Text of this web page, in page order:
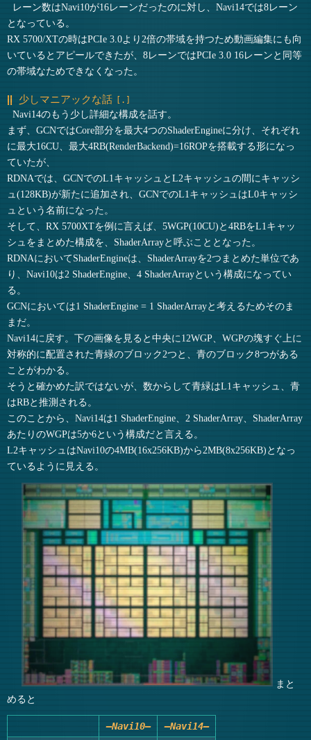
レーン数はNavi10が16レーンだったのに対し、Navi14では8レーン
となっている。
RX 5700/XTの時はPCIe 3.0より2倍の帯域を持つため動画編集にも向
いているとアピールできたが、8レーンではPCIe 3.0 16レーンと同等
の帯域なためできなくなった。
少しマニアックな話
Navi14のもう少し詳細な構成を話す。
まず、GCNではCore部分を最大4つのShaderEngineに分け、それぞれ
に最大16CU、最大4RB(RenderBackend)=16ROPを搭載する形になっ
ていたが、
RDNAでは、GCNでのL1キャッシュとL2キャッシュの間にキャッシ
ュ(128KB)が新たに追加され、GCNでのL1キャッシュはL0キャッシ
ュという名前になった。
そして、RX 5700XTを例に言えば、5WGP(10CU)と4RBをL1キャッ
シュをまとめた構成を、ShaderArrayと呼ぶこととなった。
RDNAにおいてShaderEngineは、ShaderArrayを2つまとめた単位であ
り、Navi10は2 ShaderEngine、4 ShaderArrayという構成になってい
る。
GCNにおいては1 ShaderEngine = 1 ShaderArrayと考えるためそのま
まだ。
Navi14に戻す。下の画像を見ると中央に12WGP、WGPの塊すぐ上に
対称的に配置された青緑のブロック2つと、青のブロック8つがある
ことがわかる。
そうと確かめた訳ではないが、数からして青緑はL1キャッシュ、青
はRBと推測される。
このことから、Navi14は1 ShaderEngine、2 ShaderArray、ShaderArray
あたりのWGPは5か6という構成だと言える。
L2キャッシュはNavi10の4MB(16x256KB)から2MB(8x256KB)となっ
ているように見える。
まと
めると
—Navi10— —Navi14—